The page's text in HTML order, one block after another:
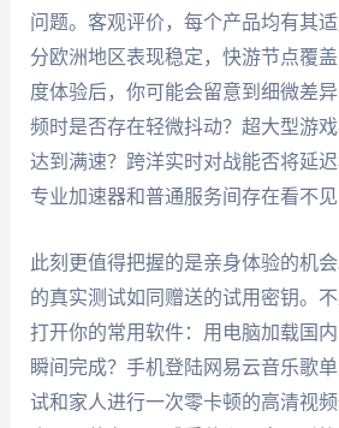
问题。客观评价，每个产品均有其
分欧洲地区表现稳定，快游节点覆
度体验后，你可能会留意到细微差
频时是否存在轻微抖动？超大型游
达到满速？跨洋实时对战能否将延迟
专业加速器和普通服务间存在看不见
此刻更值得把握的是亲身体验的机会
的真实测试如同赠送的试用密钥。
打开你的常用软件：用电脑加载国
瞬间完成？手机登陆网易云音乐歌
试和家人进行一次零卡顿的高清视